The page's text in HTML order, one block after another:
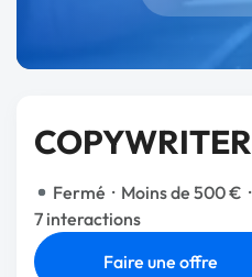
COPYWRITER
Fermé · Moins de 500 € ·
7 interactions
Faire une offre